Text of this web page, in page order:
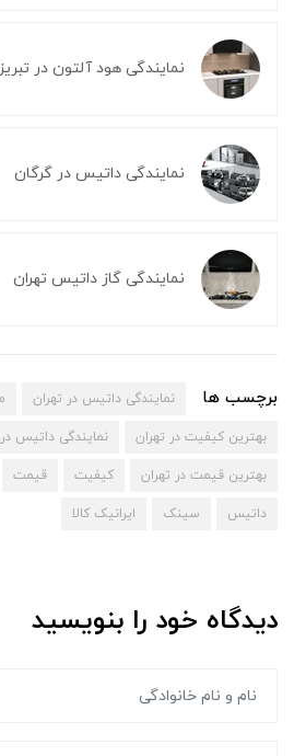
نمایندگی هود آلتون در تبریز
نمایندگی داتیس در گرگان
نمایندگی گاز داتیس تهران
برچسب ها نمایندگی داتیس در تهران
بهترین کیفیت در تهران نمایندگی داتیس
بهترین قیمت در تهران کیفیت قیمت
داتیس سینک ایرانیک کالا
دیدگاه خود را بنویسید